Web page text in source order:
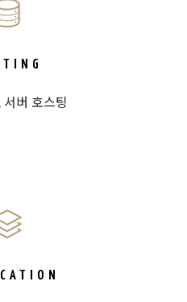
버 호스팅